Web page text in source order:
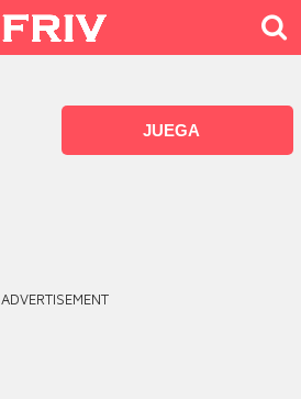
JUEGA
ADVERTISEMENT